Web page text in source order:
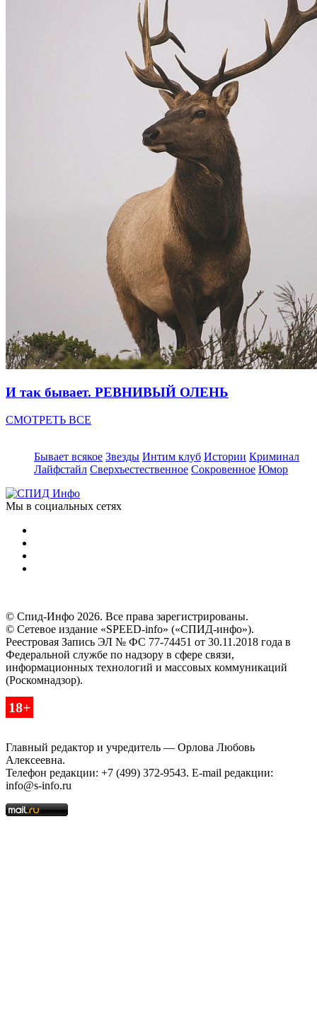
И так бывает. РЕВНИВЫЙ ОЛЕНЬ
СМОТРЕТЬ ВСЕ
Бывает всякое Звезды Интим клуб Истории Криминал
Лайфстайл Сверхъестественное Сокровенное Юмор
Мы в социальных сетях
© Спид-Инфо 2026. Все права зарегистрированы.
© Сетевое издание «SPEED-info» («СПИД-инфо»).
Реестровая Запись ЭЛ № ФС 77-74451 от 30.11.2018 года в
Федеральной службе по надзору в сфере связи,
информационных технологий и массовых коммуникаций
(Роскомнадзор).
18+
Главный редактор и учредитель — Орлова Любовь
Алексеевна.
Телефон редакции: +7 (499) 372-9543. E-mail редакции:
info@s-info.ru